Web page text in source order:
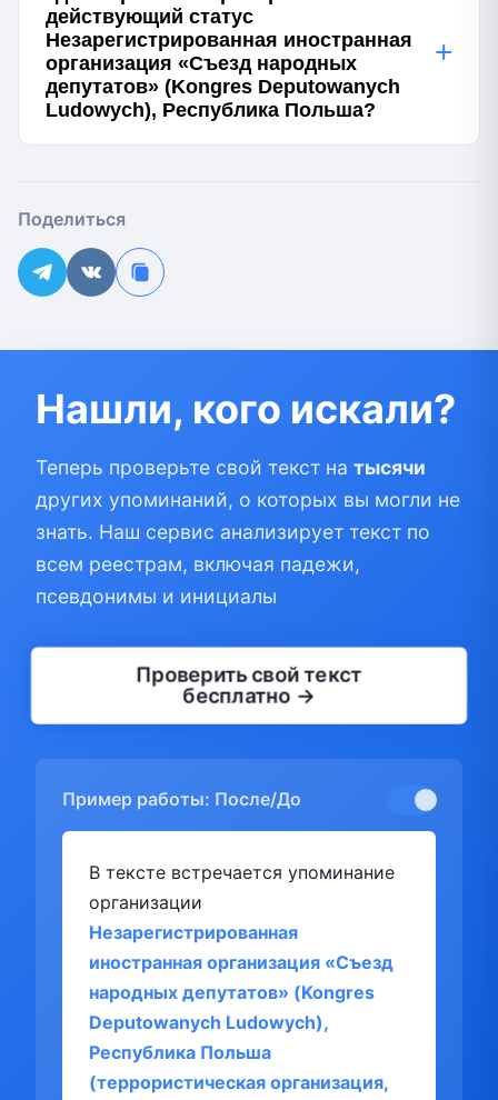
действующий статус
Незарегистрированная иностранная
организация «Съезд народных
депутатов» (Kongres Deputowanych
Ludowych), Республика Польша?
+
Поделиться
Нашли, кого искали?
Теперь проверьте свой текст на тысячи
других упоминаний, о которых вы могли не
знать. Наш сервис анализирует текст по
всем реестрам, включая падежи,
псевдонимы и инициалы
Проверить свой текст
бесплатно →
Пример работы: После/До
В тексте встречается упоминание
организации
Незарегистрированная
иностранная организация «Съезд
народных депутатов» (Kongres
Deputowanych Ludowych),
Республика Польша
(террористическая организация,